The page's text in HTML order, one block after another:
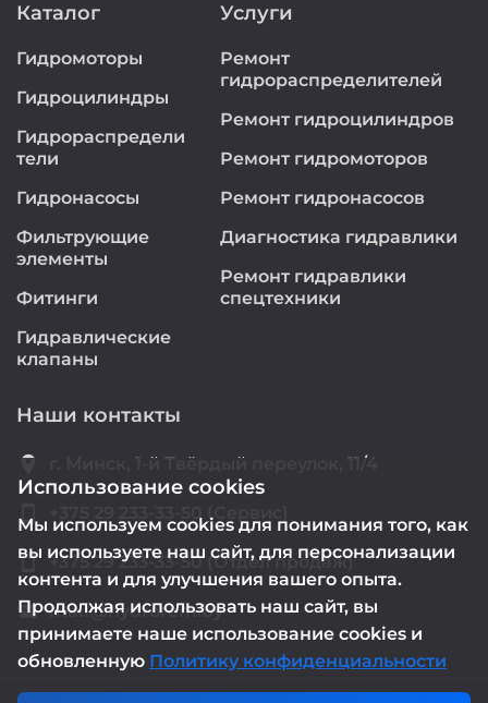
Каталог
Гидромоторы
Гидроцилиндры
Гидрораспредели
тели
Гидронасосы
Фильтрующие
элементы
Фитинги
Гидравлические
клапаны
Услуги
Ремонт
гидрораспределителей
Ремонт гидроцилиндров
Ремонт гидромоторов
Ремонт гидронасосов
Диагностика гидравлики
Ремонт гидравлики
спецтехники
Наши контакты
location_on г. Минск, 1-й Твёрдый переулок, 11/4
smartphone +375 29 233-33-50 (Сервис)
smartphone +375 29 233-33-50 (Отдел продаж)
email mail@hydrorem.by
Использование cookies
Мы используем cookies для понимания того, как
вы используете наш сайт, для персонализации
контента и для улучшения вашего опыта.
Продолжая использовать наш сайт, вы
принимаете наше использование cookies и
обновленную Политику конфиденциальности